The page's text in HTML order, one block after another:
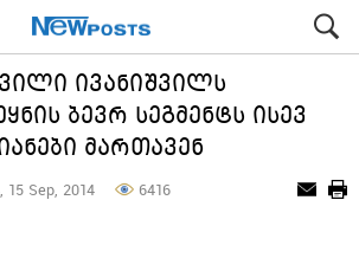
ივანიშვილს
ბევრ სეგმენტს ისევ
მართავენ
15 Sep, 2014 6416